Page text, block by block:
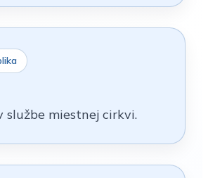
službe miestnej cirkvi.